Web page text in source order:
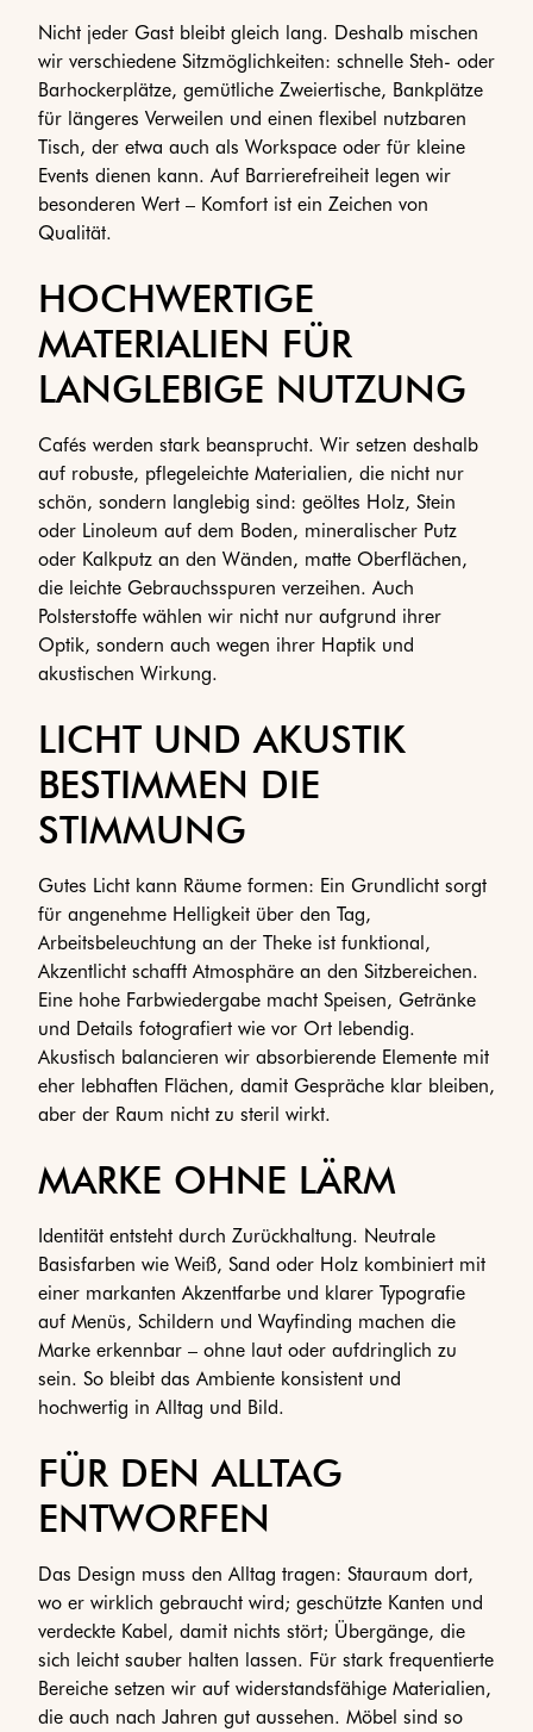
Nicht jeder Gast bleibt gleich lang. Deshalb mischen
wir verschiedene Sitzmöglichkeiten: schnelle Steh- oder
Barhockerplätze, gemütliche Zweiertische, Bankplätze
für längeres Verweilen und einen flexibel nutzbaren
Tisch, der etwa auch als Workspace oder für kleine
Events dienen kann. Auf Barrierefreiheit legen wir
besonderen Wert – Komfort ist ein Zeichen von
Qualität.
HOCHWERTIGE
MATERIALIEN FÜR
LANGLEBIGE NUTZUNG
Cafés werden stark beansprucht. Wir setzen deshalb
auf robuste, pflegeleichte Materialien, die nicht nur
schön, sondern langlebig sind: geöltes Holz, Stein
oder Linoleum auf dem Boden, mineralischer Putz
oder Kalkputz an den Wänden, matte Oberflächen,
die leichte Gebrauchsspuren verzeihen. Auch
Polsterstoffe wählen wir nicht nur aufgrund ihrer
Optik, sondern auch wegen ihrer Haptik und
akustischen Wirkung.
LICHT UND AKUSTIK
BESTIMMEN DIE
STIMMUNG
Gutes Licht kann Räume formen: Ein Grundlicht sorgt
für angenehme Helligkeit über den Tag,
Arbeitsbeleuchtung an der Theke ist funktional,
Akzentlicht schafft Atmosphäre an den Sitzbereichen.
Eine hohe Farbwiedergabe macht Speisen, Getränke
und Details fotografiert wie vor Ort lebendig.
Akustisch balancieren wir absorbierende Elemente mit
eher lebhaften Flächen, damit Gespräche klar bleiben,
aber der Raum nicht zu steril wirkt.
MARKE OHNE LÄRM
Identität entsteht durch Zurückhaltung. Neutrale
Basisfarben wie Weiß, Sand oder Holz kombiniert mit
einer markanten Akzentfarbe und klarer Typografie
auf Menüs, Schildern und Wayfinding machen die
Marke erkennbar – ohne laut oder aufdringlich zu
sein. So bleibt das Ambiente konsistent und
hochwertig in Alltag und Bild.
FÜR DEN ALLTAG
ENTWORFEN
Das Design muss den Alltag tragen: Stauraum dort,
wo er wirklich gebraucht wird; geschützte Kanten und
verdeckte Kabel, damit nichts stört; Übergänge, die
sich leicht sauber halten lassen. Für stark frequentierte
Bereiche setzen wir auf widerstandsfähige Materialien,
die auch nach Jahren gut aussehen. Möbel sind so